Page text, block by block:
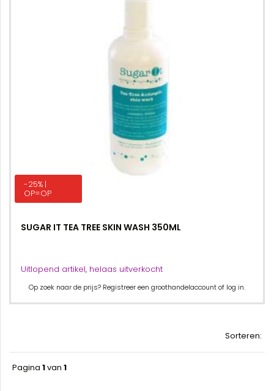
-25% |
OP=OP
SUGAR IT TEA TREE SKIN WASH 350ML
Uitlopend artikel, helaas uitverkocht
Op zoek naar de prijs? Registreer een groothandelaccount of log in.
Sorteren:
Pagina 1van 1